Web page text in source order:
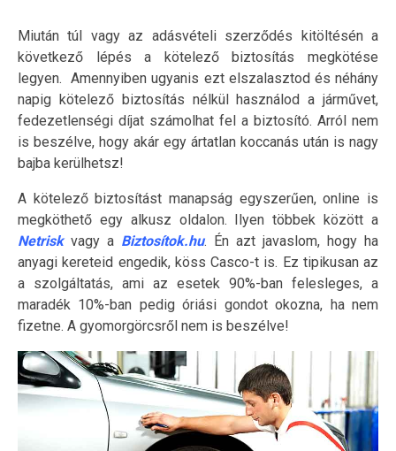
Miután túl vagy az adásvételi szerződés kitöltésén a
következő lépés a kötelező biztosítás megkötése
legyen. Amennyiben ugyanis ezt elszalasztod és néhány
napig kötelező biztosítás nélkül használod a járművet,
fedezetlenségi díjat számolhat fel a biztosító. Arról nem
is beszélve, hogy akár egy ártatlan koccanás után is nagy
bajba kerülhetsz!
A kötelező biztosítást manapság egyszerűen, online is
megköthető egy alkusz oldalon. Ilyen többek között a
Netriskvagy a Biztosítok.hu. Én azt javaslom, hogy ha
anyagi kereteid engedik, köss Casco-t is. Ez tipikusan az
a szolgáltatás, ami az esetek 90%-ban felesleges, a
maradék 10%-ban pedig óriási gondot okozna, ha nem
fizetne. A gyomorgörcsről nem is beszélve!